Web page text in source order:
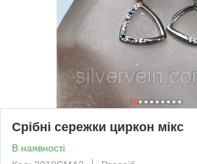
Срібні сережки циркон мікс
В наявності